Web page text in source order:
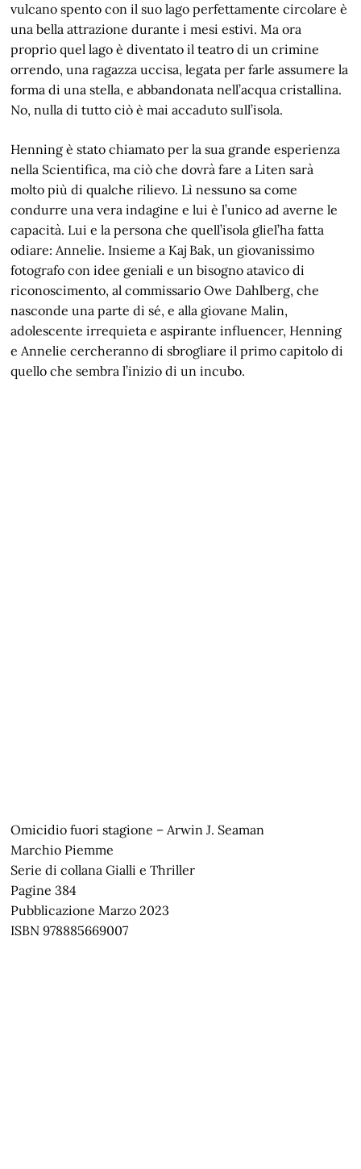
vulcano spento con il suo lago perfettamente circolare è
una bella attrazione durante i mesi estivi. Ma ora
proprio quel lago è diventato il teatro di un crimine
orrendo, una ragazza uccisa, legata per farle assumere la
forma di una stella, e abbandonata nell’acqua cristallina.
No, nulla di tutto ciò è mai accaduto sull’isola.
Henning è stato chiamato per la sua grande esperienza
nella Scientifica, ma ciò che dovrà fare a Liten sarà
molto più di qualche rilievo. Lì nessuno sa come
condurre una vera indagine e lui è l’unico ad averne le
capacità. Lui e la persona che quell’isola gliel’ha fatta
odiare: Annelie. Insieme a Kaj Bak, un giovanissimo
fotografo con idee geniali e un bisogno atavico di
riconoscimento, al commissario Owe Dahlberg, che
nasconde una parte di sé, e alla giovane Malin,
adolescente irrequieta e aspirante influencer, Henning
e Annelie cercheranno di sbrogliare il primo capitolo di
quello che sembra l’inizio di un incubo.
Omicidio fuori stagione – Arwin J. Seaman
Marchio Piemme
Serie di collana Gialli e Thriller
Pagine 384
Pubblicazione Marzo 2023
ISBN 978885669007